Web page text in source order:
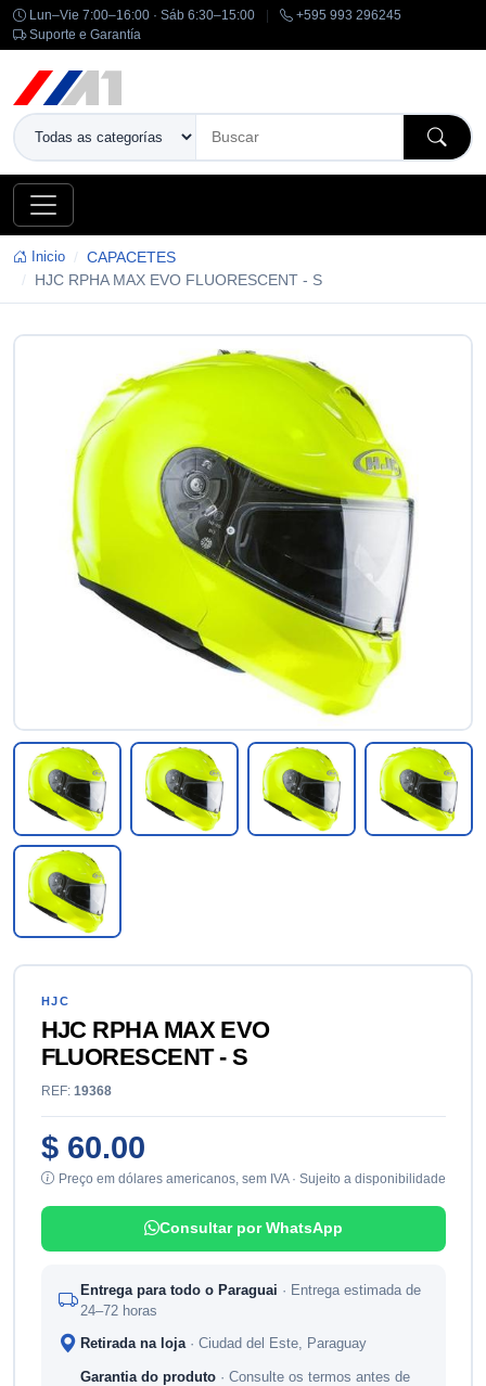
Lun–Vie 7:00–16:00 · Sáb 6:30–15:00
+595 993 296245
Suporte e Garantía
Inicio
CAPACETES
HJC RPHA MAX EVO FLUORESCENT - S
HJC
HJC RPHA MAX EVO
FLUORESCENT - S
REF: 19368
$ 60.00
Preço em dólares americanos, sem IVA · Sujeito a disponibilidade
Consultar por WhatsApp
Entrega para todo o Paraguai · Entrega estimada de
24–72 horas
Retirada na loja · Ciudad del Este, Paraguay
Garantia do produto · Consulte os termos antes de